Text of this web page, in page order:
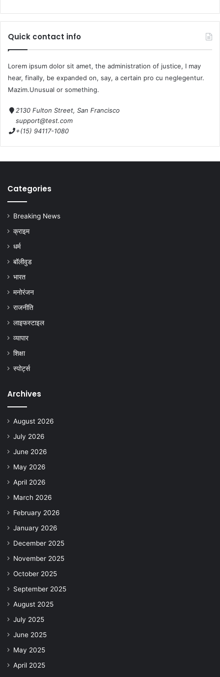
Quick contact info
Lorem ipsum dolor sit amet, the administration of justice, I may
hear, finally, be expanded on, say, a certain pro cu neglegentur.
Mazim.Unusual or something.
2130 Fulton Street, San Francisco
support@test.com
+(15) 94117-1080
Categories
Breaking News
क्राइम
धर्म
बॉलीवुड
भारत
मनोरंजन
राजनीति
लाइफस्टाइल
व्यापार
शिक्षा
स्पोर्ट्स
Archives
August 2026
July 2026
June 2026
May 2026
April 2026
March 2026
February 2026
January 2026
December 2025
November 2025
October 2025
September 2025
August 2025
July 2025
June 2025
May 2025
April 2025